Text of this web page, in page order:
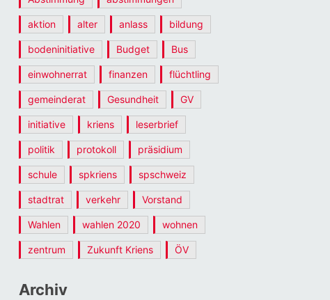
aktion alter anlass bildung
bodeninitiative Budget Bus
einwohnerrat finanzen flüchtling
gemeinderat Gesundheit GV
initiative kriens leserbrief
politik protokoll präsidium
schule spkriens spschweiz
stadtrat verkehr Vorstand
Wahlen wahlen 2020 wohnen
zentrum Zukunft Kriens ÖV
Archiv